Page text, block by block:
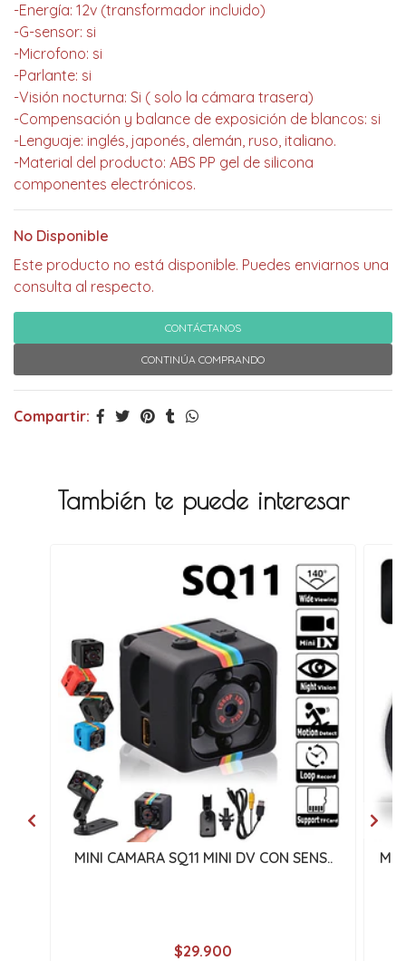
-Energía: 12v (transformador incluido)
-G-sensor: si
-Microfono: si
-Parlante: si
-Visión nocturna: Si ( solo la cámara trasera)
-Compensación y balance de exposición de blancos: si
-Lenguaje: inglés, japonés, alemán, ruso, italiano.
-Material del producto: ABS PP gel de silicona
componentes electrónicos.
No Disponible
Este producto no está disponible. Puedes enviarnos una
consulta al respecto.
CONTÁCTANOS
CONTINÚA COMPRANDO
Compartir:
También te puede interesar
MINI CAMARA SQ11 MINI DV CON SENS..
$29.900